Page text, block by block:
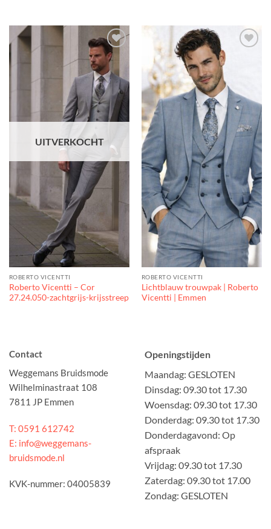
Toevoegen
aan
verlanglijst
UITVERKOCHT
ROBERTO VICENTTI
Roberto Vicentti – Cor
27.24.050-zachtgrijs-krijsstreep
Toevoegen
verlanglijst
ROBERTO VICENTTI
Lichtblauw trouwpak | Roberto
Vicentti | Emmen
Contact
Weggemans Bruidsmode
Wilhelminastraat 108
7811 JP Emmen
T: 0591 612742
E: info@weggemans-
bruidsmode.nl
KVK-nummer: 04005839
Openingstijden
Maandag: GESLOTEN
Dinsdag: 09.30 tot 17.30
Woensdag: 09.30 tot 17.30
Donderdag: 09.30 tot 17.30
Donderdagavond: Op
afspraak
Vrijdag: 09.30 tot 17.30
Zaterdag: 09.30 tot 17.00
Zondag: GESLOTEN